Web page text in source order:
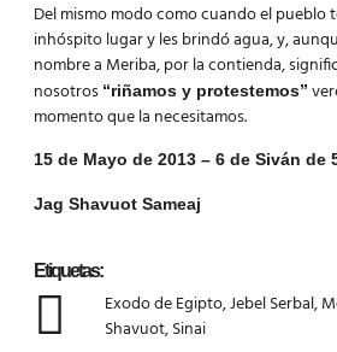
Del mismo modo como cuando el pueblo
inhóspito lugar y les brindó agua, y,
nombre a Meriba, por la contienda,
nosotros “riñamos y protestemos”
momento que la necesitamos.
15 de Mayo de 2013 – 6 de Siván de
Jag Shavuot Sameaj
Etiquetas:
Exodo de Egipto,Jebel Serbal,
Shavuot,Sinai